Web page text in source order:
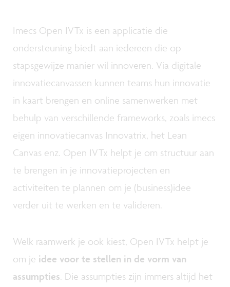
Imecs Open IVTx is een applicatie die
ondersteuning biedt aan iedereen die op
stapsgewijze manier wil innoveren. Via digitale
innovatiecanvassen kunnen teams hun innovatie
in kaart brengen en online samenwerken met
behulp van verschillende frameworks, zoals imecs
eigen innovatiecanvas Innovatrix, het Lean
Canvas enz. Open IVTx helpt je om structuur aan
te brengen in je innovatieprojecten en
activiteiten te plannen om je (business)idee
verder uit te werken en te valideren.
Welk raamwerk je ook kiest, Open IVTx helpt je
om je idee voor te stellen in de vorm van
assumpties. Die assumpties zijn immers altijd het